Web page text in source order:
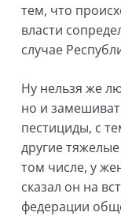
тем, что
власти
случае
Ну нельзя же
но и
пестициды, с
другие
том числе, у
сказал он на
федерации